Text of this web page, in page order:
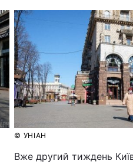
© УНІАН
Вже другий тиждень